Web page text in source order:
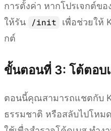
การตั้งค่า หากโปรเจกต์ข
ให้รัน
/init
เพื่อช่วยให้
กต์
ขั้นตอนที่ 3: โต้ตอบ
ตอนนี้คุณสามารถแชตกับ
ธรรมชาติ หรือสลับไปโหม